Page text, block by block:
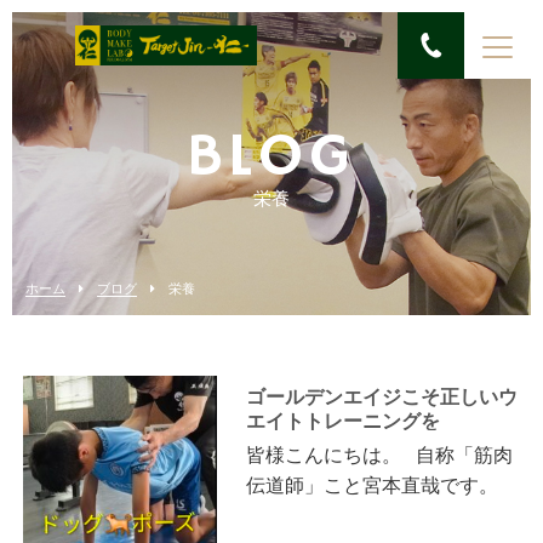
BLOG
栄養
ホーム ブログ 栄養
ゴールデンエイジこそ正しいウ
エイトトレーニングを
皆様こんにちは。 自称「筋肉
伝道師」こと宮本直哉です。